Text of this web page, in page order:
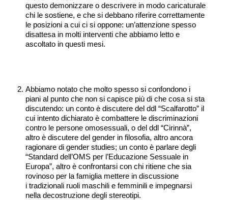
questo demonizzare o descrivere in modo caricaturale
chi le sostiene, e che si debbano riferire correttamente
le posizioni a cui ci si oppone: un’attenzione spesso
disattesa in molti interventi che abbiamo letto e
ascoltato in questi mesi.
Abbiamo notato che molto spesso si confondono i
piani al punto che non si capisce più di che cosa si sta
discutendo: un conto è discutere del ddl “Scalfarotto” il
cui intento dichiarato è combattere le discriminazioni
contro le persone omosessuali, o del ddl “Cirinnà”,
altro è discutere del gender in filosofia, altro ancora
ragionare di gender studies; un conto è parlare degli
“Standard dell’OMS per l’Educazione Sessuale in
Europa”, altro è confrontarsi con chi ritiene che sia
rovinoso per la famiglia mettere in discussione
i tradizionali ruoli maschili e femminili e impegnarsi
nella decostruzione degli stereotipi.